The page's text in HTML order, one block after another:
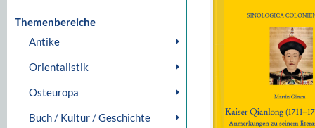
Themenbereiche
Antike
Orientalistik
Osteuropa
Buch / Kultur / Geschichte